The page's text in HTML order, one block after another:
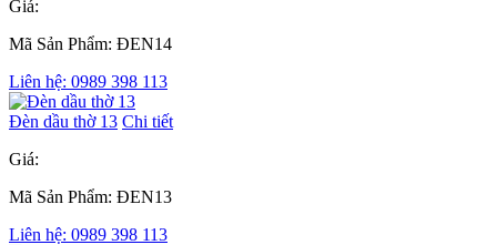
Giá:
Mã Sản Phẩm: ĐEN14
Liên hệ: 0989 398 113
Đèn dầu thờ 13 Chi tiết
Giá:
Mã Sản Phẩm: ĐEN13
Liên hệ: 0989 398 113